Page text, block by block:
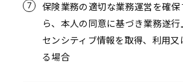
保険業務の適切な業務運営を確
ら、本人の同意に基づき業務遂
センシティブ情報を取得、利用
る場合